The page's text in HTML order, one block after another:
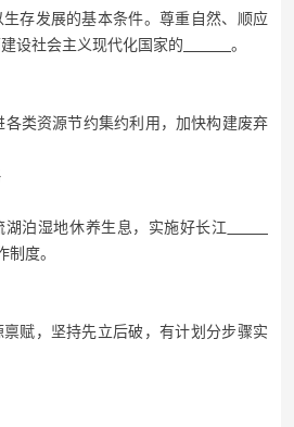
存发展的基本条件。尊重自然、顺应
设社会主义现代化国家的
。
各类资源节约集约利用，加快构建废弃
泊湿地休养生息，实施好长江
制度。
赋，坚持先立后破，有计划分步骤实